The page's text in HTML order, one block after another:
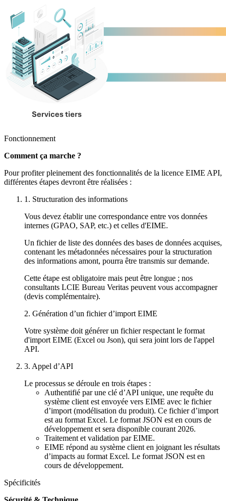
Fonctionnement
Comment ça marche ?
Pour profiter pleinement des fonctionnalités de la licence EIME API,
différentes étapes devront être réalisées :
1. Structuration des informations
Vous devez établir une correspondance entre vos données
internes (GPAO, SAP, etc.) et celles d'EIME.
Un fichier de liste des données des bases de données acquises,
contenant les métadonnées nécessaires pour la structuration
des informations amont, pourra être transmis sur demande.
Cette étape est obligatoire mais peut être longue ; nos
consultants LCIE Bureau Veritas peuvent vous accompagner
(devis complémentaire).
2. Génération d’un fichier d’import EIME
Votre système doit générer un fichier respectant le format
d'import EIME (Excel ou Json), qui sera joint lors de l'appel
API.
3. Appel d’API
Le processus se déroule en trois étapes :
Authentifié par une clé d’API unique, une requête du
système client est envoyée vers EIME avec le fichier
d’import (modélisation du produit). Ce fichier d’import
est au format Excel. Le format JSON est en cours de
développement et sera disponible courant 2026.
Traitement et validation par EIME.
EIME répond au système client en joignant les résultats
d’impacts au format Excel. Le format JSON est en
cours de développement.
Spécificités